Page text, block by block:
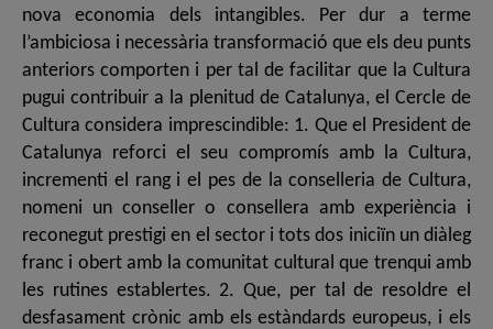
nova economia dels intangibles. Per dur a terme
l’ambiciosa i necessària transformació que els deu punts
anteriors comporten i per tal de facilitar que la Cultura
pugui contribuir a la plenitud de Catalunya, el Cercle de
Cultura considera imprescindible: 1. Que el President de
Catalunya reforci el seu compromís amb la Cultura,
incrementi el rang i el pes de la conselleria de Cultura,
nomeni un conseller o consellera amb experiència i
reconegut prestigi en el sector i tots dos iniciïn un diàleg
franc i obert amb la comunitat cultural que trenqui amb
les rutines establertes. 2. Que, per tal de resoldre el
desfasament crònic amb els estàndards europeus, i els